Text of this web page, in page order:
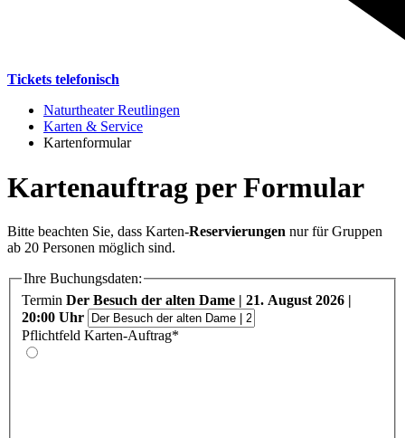
Tickets telefonisch
Naturtheater Reutlingen
Karten & Service
Kartenformular
Kartenauftrag per Formular
Bitte beachten Sie, dass Karten-Reservierungen nur für Gruppen
ab 20 Personen möglich sind.
Ihre Buchungsdaten:
Termin Der Besuch der alten Dame | 21. August 2026 |
20:00 Uhr
Pflichtfeld Karten-Auftrag*